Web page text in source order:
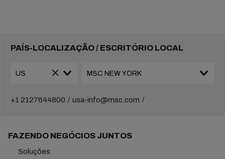
PAÍS-LOCALIZAÇÃO / ESCRITÓRIO LOCAL
+1 2127644800 usa-info@msc.com
FAZENDO NEGÓCIOS JUNTOS
Soluções